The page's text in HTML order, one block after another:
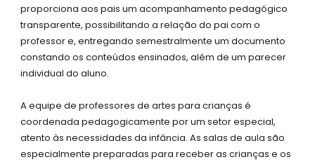
proporciona aos pais um acompanhamento pedagógico
transparente, possibilitando a relação do pai com o
professor e, entregando semestralmente um documento
constando os conteúdos ensinados, além de um parecer
individual do aluno.
A equipe de professores de artes para crianças é
coordenada pedagogicamente por um setor especial,
atento às necessidades da infância. As salas de aula são
especialmente preparadas para receber as crianças e os